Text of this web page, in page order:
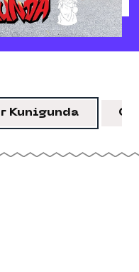
Kunigunda